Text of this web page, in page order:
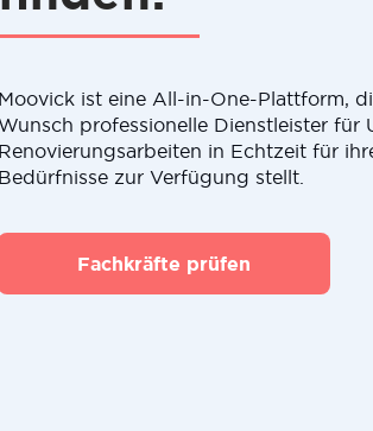
Moovick ist eine All-in-One-Plattform,
professionelle Dienstleister für
Renovierungsarbeiten in Echtzeit für
Bedürfnisse zur Verfügung stellt.
Fachkräfte prüfen